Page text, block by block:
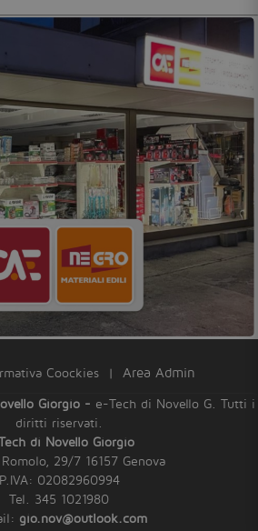
Coockies | Area Admin
Giorgio - e-Tech di Novello G. Tutti i
diritti riservati.
di Novello Giorgio
29/7 16157 Genova
P.IVA: 02082960994
Tel. 345 1021980
gio.nov@outlook.com